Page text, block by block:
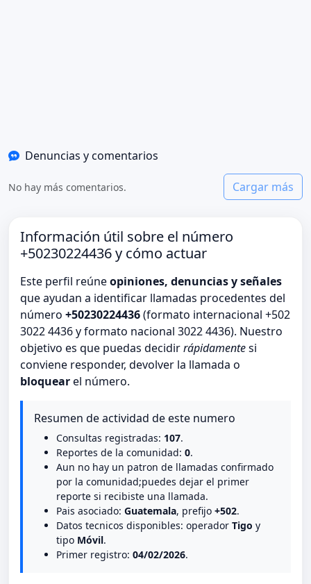
Denuncias y comentarios
No hay más comentarios. Cargar más
Información útil sobre el número
+50230224436 y cómo actuar
Este perfil reúneopiniones, denuncias y señales
que ayudan a identificar llamadas procedentes del
número +50230224436(formato internacional +502
3022 4436 y formato nacional 3022 4436). Nuestro
objetivo es que puedas decidirrápidamentesi
conviene responder, devolver la llamada o
bloquearel número.
Resumen de actividad de este numero
Consultas registradas: 107.
Reportes de la comunidad: 0.
Aun no hay un patron de llamadas confirmado
por la comunidad;puedes dejar el primer
reporte si recibiste una llamada.
Pais asociado: Guatemala, prefijo +502.
Datos tecnicos disponibles: operador Tigo y
tipo Móvil.
Primer registro: 04/02/2026.